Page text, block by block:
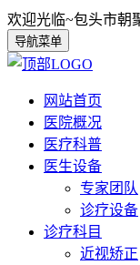
欢迎光临~包头市朝
导航菜单
网站首页
医院概况
医疗科普
医生设备
专家团队
诊疗设备
诊疗科目
近视矫正